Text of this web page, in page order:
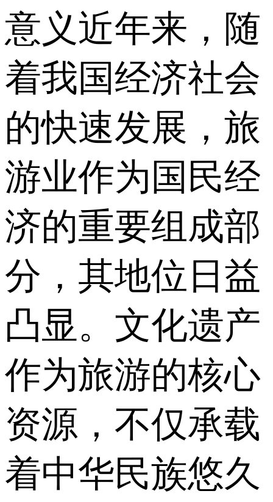
意义 近年来，随
着我国经济社会
的快速发展，旅
游业作为国民经
济的重要组成部
分，其地位日益
凸显。文化遗产
作为旅游的核心
资源，不仅承载
着中华民族悠久